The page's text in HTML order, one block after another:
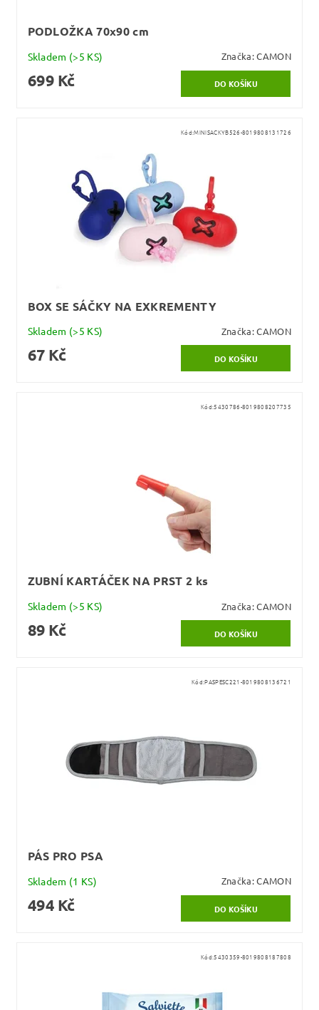
PODLOŽKA 70x90 cm
Skladem (>5 KS) Značka:CAMON
699 Kč
Kód:MINISACKYB526-8019808131726
BOX SE SÁČKY NA EXKREMENTY
Skladem (>5 KS) Značka:CAMON
67 Kč
Kód:5430786-8019808207735
ZUBNÍ KARTÁČEK NA PRST 2 ks
Skladem (>5 KS) Značka:CAMON
89 Kč
Kód:PASPESC221-8019808136721
PÁS PRO PSA
Skladem (1 KS) Značka:CAMON
494 Kč
Kód:5430359-8019808187808